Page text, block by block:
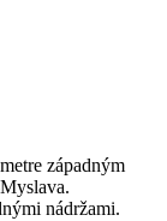
západným
nádržami.